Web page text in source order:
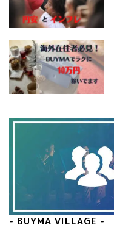
- BUYMA VILLAGE -